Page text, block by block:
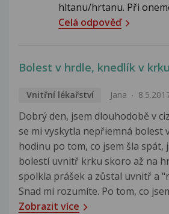
hltanu/hrtanu. Při
Celá odpověď
Bolest v hrdle, knedlík v krku
Vnitřní lékařství Jana
Dobrý den, jsem dlouhodobě v
se mi vyskytla nepřiemná bolest
hodinu po tom, co jsem šla spát,
bolestí uvnitř krku skoro až na
spolkla prášek a zůstal uvnitř a
Snad mi rozumíte. Po tom, co
Zobrazit více